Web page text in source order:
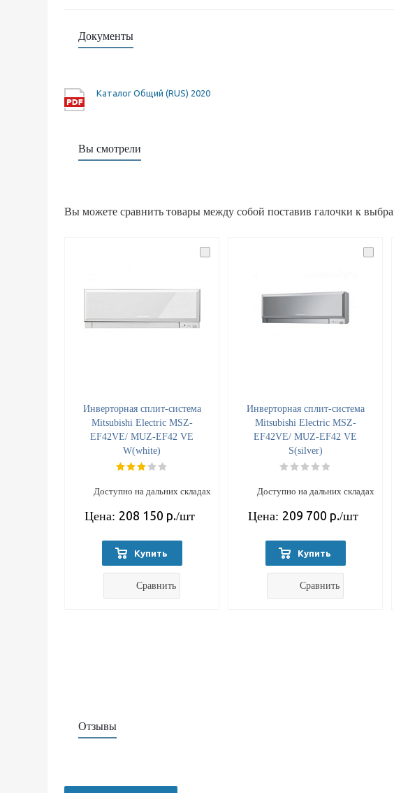
Документы
Каталог Общий (RUS) 2020
Вы смотрели
Вы можете сравнить товары между собой поставив галочки к
Инверторная сплит-система
Mitsubishi Electric MSZ-
EF42VE/ MUZ-EF42 VE
W(white)
Доступно на дальних складах
Цена: 208 150 р./шт
Купить
Сравнить
Инверторная сплит-система
Mitsubishi Electric MSZ-
EF42VE/ MUZ-EF42 VE
S(silver)
Доступно на дальних складах
Цена: 209 700 р./шт
Купить
Сравнить
Отзывы